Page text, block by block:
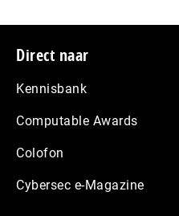
Footer
Direct naar
Kennisbank
Computable Awards
Colofon
Cybersec e-Magazine